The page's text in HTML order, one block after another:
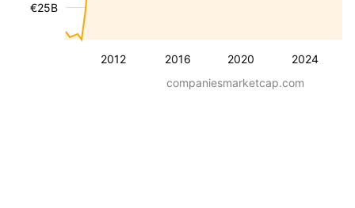
2012 2016 2020 2024
€25B
companiesmarketcap.com